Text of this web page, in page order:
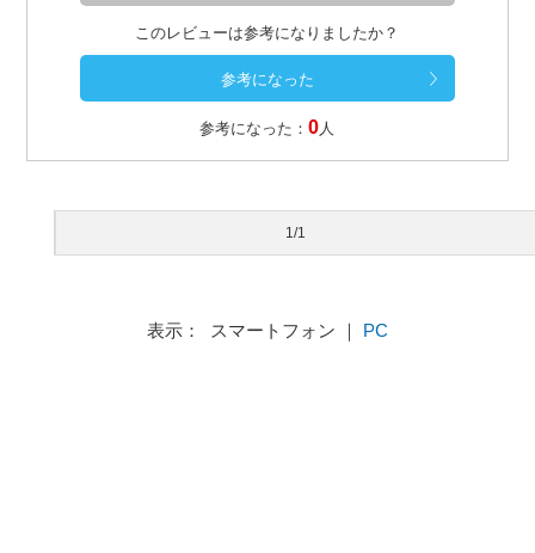
このレビューは参考になりましたか？
参考になった：0 人
1/1
表示： スマートフォン ｜ PC